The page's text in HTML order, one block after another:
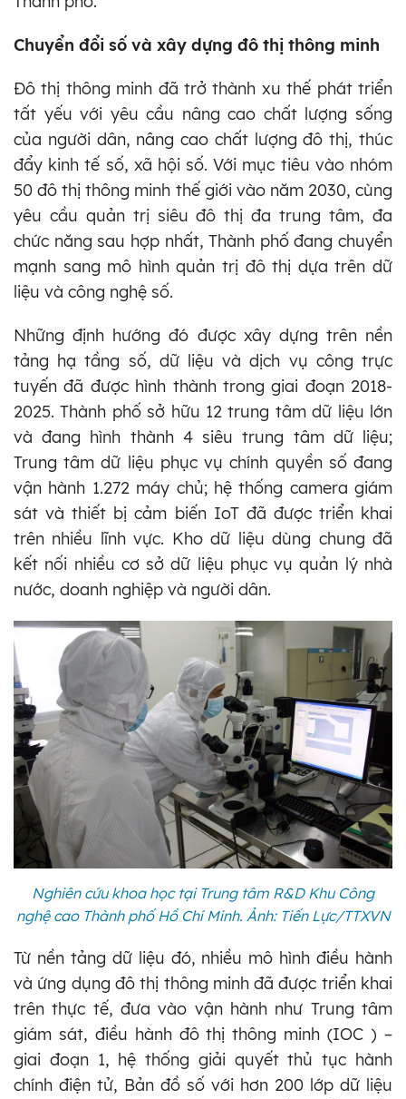
Chuyển đổi số và xây dựng đô thị thông minh
Đô thị thông minh đã trở thành xu thế phát triển
tất yếu với yêu cầu nâng cao chất lượng sống
của người dân, nâng cao chất lượng đô thị, thúc
đẩy kinh tế số, xã hội số. Với mục tiêu vào nhóm
50 đô thị thông minh thế giới vào năm 2030, cùng
yêu cầu quản trị siêu đô thị đa trung tâm, đa
chức năng sau hợp nhất, Thành phố đang chuyển
mạnh sang mô hình quản trị đô thị dựa trên dữ
liệu và công nghệ số.
Những định hướng đó được xây dựng trên nền
tảng hạ tầng số, dữ liệu và dịch vụ công trực
tuyến đã được hình thành trong giai đoạn 2018-
2025. Thành phố sở hữu 12 trung tâm dữ liệu lớn
và đang hình thành 4 siêu trung tâm dữ liệu;
Trung tâm dữ liệu phục vụ chính quyền số đang
vận hành 1.272 máy chủ; hệ thống camera giám
sát và thiết bị cảm biến IoT đã được triển khai
trên nhiều lĩnh vực. Kho dữ liệu dùng chung đã
kết nối nhiều cơ sở dữ liệu phục vụ quản lý nhà
nước, doanh nghiệp và người dân.
Nghiên cứu khoa học tại Trung tâm R&D Khu Công
nghệ cao Thành phố Hồ Chí Minh. Ảnh: Tiến Lực/TTXVN
Từ nền tảng dữ liệu đó, nhiều mô hình điều hành
và ứng dụng đô thị thông minh đã được triển khai
trên thực tế, đưa vào vận hành như Trung tâm
giám sát, điều hành đô thị thông minh (IOC ) –
giai đoạn 1, hệ thống giải quyết thủ tục hành
chính điện tử, Bản đồ số với hơn 200 lớp dữ liệu